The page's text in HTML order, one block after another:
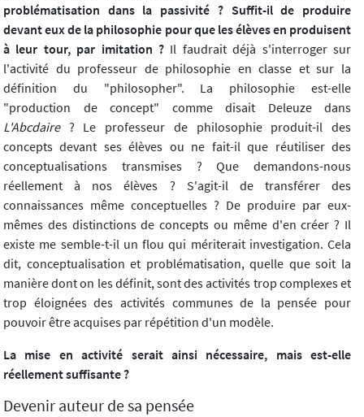
problématisation dans la passivité ? Suffit-il de produire
devant eux de la philosophie pour que les élèves en produisent
à leur tour, par imitation ? Il faudrait déjà s'interroger sur
l'activité du professeur de philosophie en classe et sur la
définition du "philosopher". La philosophie est-elle
"production de concept" comme disait Deleuze dans
L'Abcdaire? Le professeur de philosophie produit-il des
concepts devant ses élèves ou ne fait-il que réutiliser des
conceptualisations transmises ? Que demandons-nous
réellement à nos élèves ? S'agit-il de transférer des
connaissances même conceptuelles ? De produire par eux-
mêmes des distinctions de concepts ou même d'en créer ? Il
existe me semble-t-il un flou qui mériterait investigation. Cela
dit, conceptualisation et problématisation, quelle que soit la
manière dont on les définit, sont des activités trop complexes et
trop éloignées des activités communes de la pensée pour
pouvoir être acquises par répétition d'un modèle.
La mise en activité serait ainsi nécessaire, mais est-elle
réellement suffisante ?
Devenir auteur de sa pensée